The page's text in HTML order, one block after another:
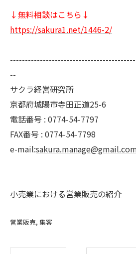
↓無料相談はこちら↓
https://sakura1.net/1446-2/
--
サクラ経営研究所
京都府城陽市寺田正道25-6
電話番号 : 0774-54-7797
FAX番号 : 0774-54-7798
e-mail:
小売業における営業販売の紹介
営業販売 集客